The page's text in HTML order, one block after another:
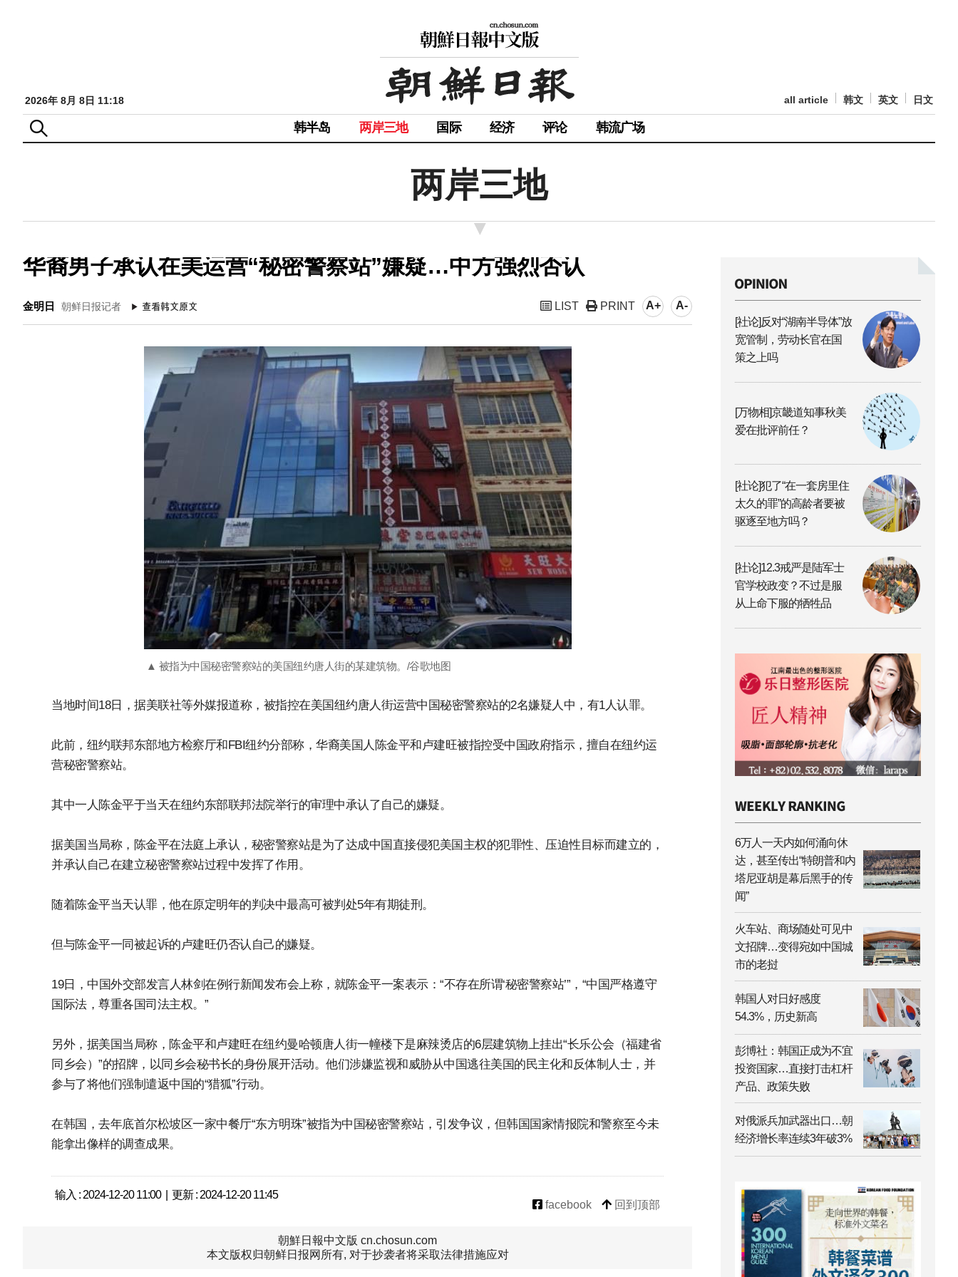
2026年 8月 8日 11:18 all article 韩文 英文 日文
韩半岛 两岸三地 国际 经济 评论 韩流广场
两岸三地
华裔男子承认在美运营“秘密警察站”嫌疑…中方强烈否认
金明日 朝鲜日报记者 LIST PRINT A+ A-
▲ 被指为中国秘密警察站的美国纽约唐人街的某建筑物。/谷歌地图
当地时间18日，据美联社等外媒报道称，被指控在美国纽约唐人街运营中国秘密警察站的2名嫌疑人中，有1人认罪。
此前，纽约联邦东部地方检察厅和FBI纽约分部称，华裔美国人陈金平和卢建旺被指控受中国政府指示，擅自在纽约运
营秘密警察站。
其中一人陈金平于当天在纽约东部联邦法院举行的审理中承认了自己的嫌疑。
据美国当局称，陈金平在法庭上承认，秘密警察站是为了达成中国直接侵犯美国主权的犯罪性、压迫性目标而建立的，
并承认自己在建立秘密警察站过程中发挥了作用。
随着陈金平当天认罪，他在原定明年的判决中最高可被判处5年有期徒刑。
但与陈金平一同被起诉的卢建旺仍否认自己的嫌疑。
19日，中国外交部发言人林剑在例行新闻发布会上称，就陈金平一案表示：“不存在所谓‘秘密警察站’”，“中国严格遵守
国际法，尊重各国司法主权。”
另外，据美国当局称，陈金平和卢建旺在纽约曼哈顿唐人街一幢楼下是麻辣烫店的6层建筑物上挂出“长乐公会（福建省
同乡会）”的招牌，以同乡会秘书长的身份展开活动。他们涉嫌监视和威胁从中国逃往美国的民主化和反体制人士，并
参与了将他们强制遣返中国的“猎狐”行动。
在韩国，去年底首尔松坡区一家中餐厅“东方明珠”被指为中国秘密警察站，引发争议，但韩国国家情报院和警察至今未
能拿出像样的调查成果。
输入 : 2024-12-20 11:00 | 更新 : 2024-12-20 11:45
facebook
回到顶部
朝鮮日報中文版 cn.chosun.com
本文版权归朝鲜日报网所有, 对于抄袭者将采取法律措施应对
[社论]反对“湖南半导体”放
宽管制，劳动长官在国
策之上吗
[万物相]京畿道知事秋美
爱在批评前任？
[社论]犯了“在一套房里住
太久的罪”的高龄者要被
驱逐至地方吗？
[社论]12.3戒严是陆军士
官学校政变？不过是服
从上命下服的牺牲品
6万人一天内如何涌向休
达，甚至传出“特朗普和内
塔尼亚胡是幕后黑手的传
闻”
火车站、商场随处可见中
文招牌…变得宛如中国城
市的老挝
韩国人对日好感度
54.3%，历史新高
彭博社：韩国正成为不宜
投资国家…直接打击杠杆
产品、政策失败
对俄派兵加武器出口…朝
经济增长率连续3年破3%